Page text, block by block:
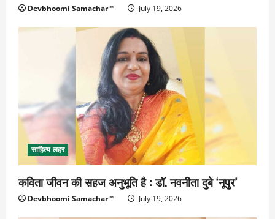
Devbhoomi Samachar™ July 19, 2026
साहित्य लहर
कविता जीवन की सहज अनुभूति है : डॉ. नवनीता दुबे ‘नूपुर’
Devbhoomi Samachar™ July 19, 2026